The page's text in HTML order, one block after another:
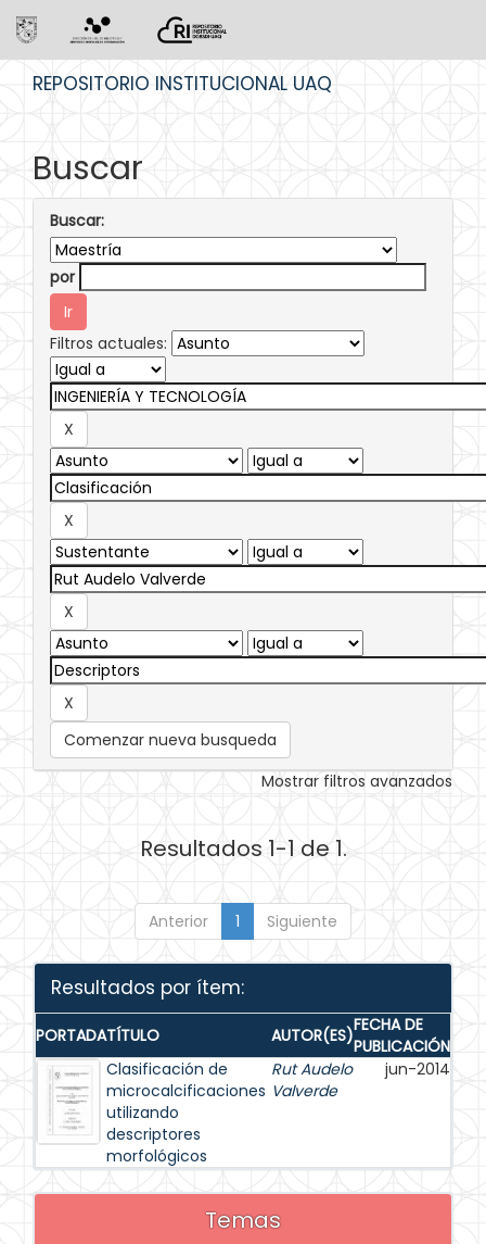
REPOSITORIO INSTITUCIONAL UAQ
Buscar
Buscar:
por
Filtros actuales:
Comenzar nueva busqueda
Mostrar filtros avanzados
Resultados 1-1 de 1.
Anterior 1 Siguiente
Resultados por ítem:
PORTADATÍTULO AUTOR(ES)FECHA DE
PUBLICACIÓN
Clasificación de
microcalcificaciones
utilizando
descriptores
morfológicos
Rut Audelo
Valverde
jun-2014
Temas